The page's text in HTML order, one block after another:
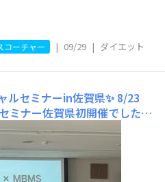
コーチャー | 09/29 | ダイエット
ルセミナーin佐賀県✨ 8/23
ミナー佐賀県初開催でした👏
がり‼️ 開催地の佐賀県江北町
いうフラクタル構造から始ま
近に潜む『毒』のことを石
してくださいました👨‍⚕️&n